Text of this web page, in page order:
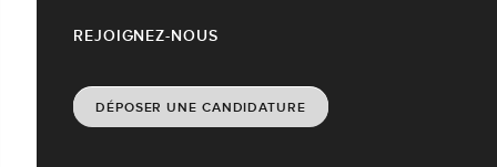
REJOIGNEZ-NOUS
DÉPOSER UNE CANDIDATURE